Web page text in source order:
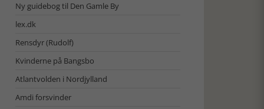
Ny guidebog til Den Gamle By
lex.dk
Rensdyr (Rudolf)
Kvinderne på Bangsbo
Atlantvolden i Nordjylland
Amdi forsvinder